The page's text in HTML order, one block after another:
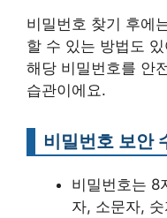
비밀번호 찾기 후에
할 수 있는 방법도
해당 비밀번호를 안
습관이에요.
비밀번호 보안
비밀번호는 8
자, 소문자,